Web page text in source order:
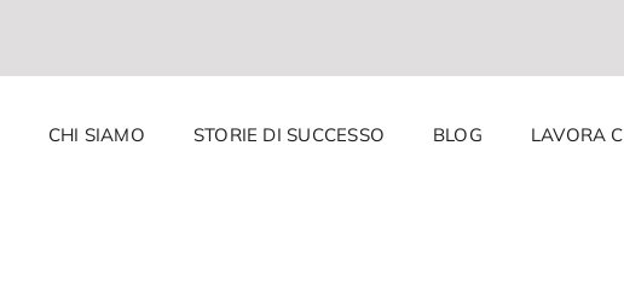
CHI SIAMO STORIE DI SUCCESSO BLOG LAVORA